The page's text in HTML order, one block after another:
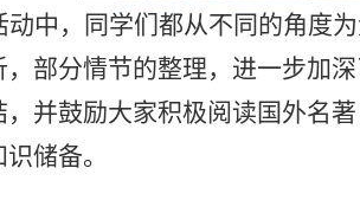
动中，同学们都从不同的角度
，部分情节的整理，进一步加
，并鼓励大家积极阅读国外名
储备。